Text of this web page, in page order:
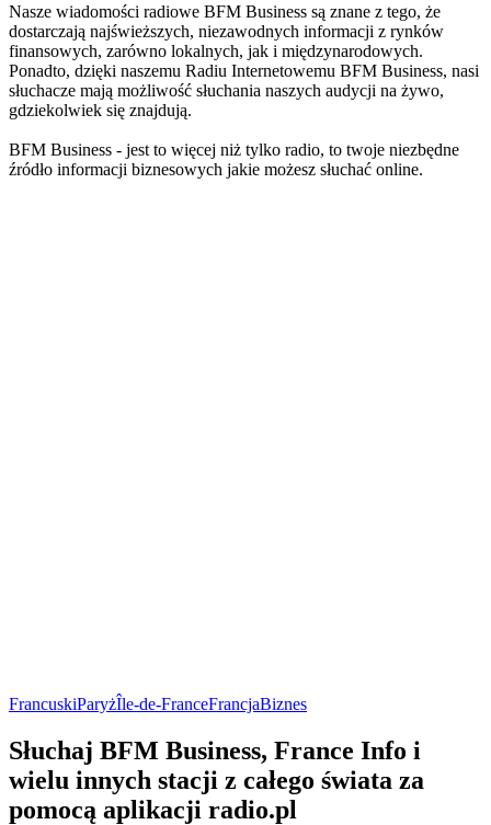
Nasze wiadomości radiowe BFM Business są znane z tego, że
dostarczają najświeższych, niezawodnych informacji z rynków
finansowych, zarówno lokalnych, jak i międzynarodowych.
Ponadto, dzięki naszemu Radiu Internetowemu BFM Business, nasi
słuchacze mają możliwość słuchania naszych audycji na żywo,
gdziekolwiek się znajdują.
BFM Business - jest to więcej niż tylko radio, to twoje niezbędne
źródło informacji biznesowych jakie możesz słuchać online.
FrancuskiParyżÎle-de-FranceFrancjaBiznes
Słuchaj BFM Business, France Info i
wielu innych stacji z całego świata za
pomocą aplikacji radio.pl